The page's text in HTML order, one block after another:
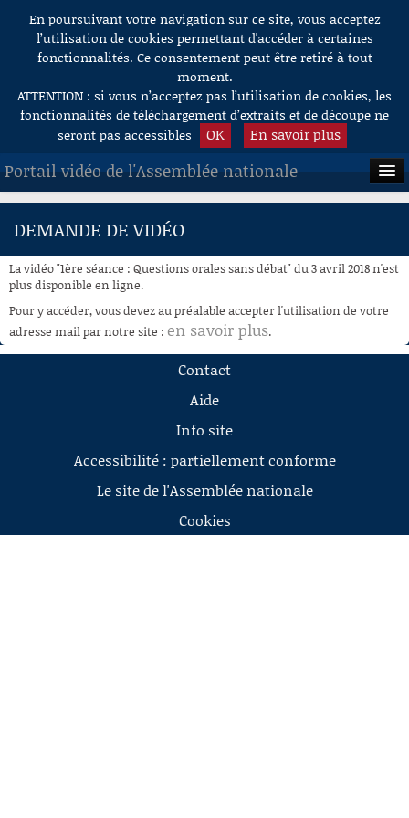
Aller au contenu
En poursuivant votre navigation sur ce site, vous acceptez
l’utilisation de cookies permettant d'accéder à certaines
fonctionnalités. Ce consentement peut être retiré à tout
moment.
ATTENTION : si vous n’acceptez pas l’utilisation de cookies, les
fonctionnalités de téléchargement d’extraits et de découpe ne
seront pas accessibles
OK En savoir plus
Portail vidéo de l'Assemblée nationale
ACCUEIL
À LA DEMANDE
RECHERCHE
AIDE À LA DÉCOUPE
DEMANDE DE VIDÉO
La vidéo "1ère séance : Questions orales sans débat" du 3 avril 2018 n'est
plus disponible en ligne.
Pour y accéder, vous devez au préalable accepter l'utilisation de votre
adresse mail par notre site : en savoir plus.
Contact
Aide
Info site
Accessibilité : partiellement conforme
Le site de l'Assemblée nationale
Cookies